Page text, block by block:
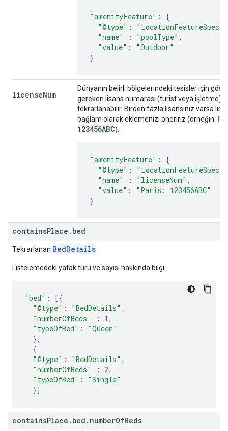
"amenityFeature" :
{
"@type" :
"name"
: "poolType" ,
"value" :
"Outdoor"
}
licenseNum
Dünyanın belirli bölgelerindeki tesisler için
gereken lisans numarası (turist veya işletme).
tekrarlanabilir. Birden fazla lisansınız varsa
bağlam olarak eklemenizi öneririz (örneğin:
123456ABC).
"amenityFeature" :
{
"@type" :
"name"
: "licenseNum" ,
"value" :
"Paris: 123456ABC"
}
containsPlace . bed
Tekrarlanan BedDetails
Listelemedeki yatak türü ve sayısı hakkında bilgi.
"bed" :
[{
"@type" : "BedDetails" ,
"numberOfBeds"
: 1 ,
"typeOfBed" :
"Queen"
},
{
"@type" : "BedDetails" ,
"numberOfBeds"
: 2,
"typeOfBed" :
"Single"
}]
containsPlace . bed . numberOfBeds